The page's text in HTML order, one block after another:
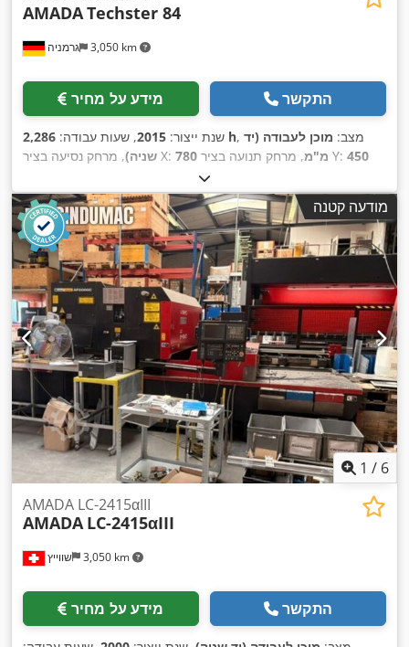
גרמניה 3,050 km
AMADATechster 84
מידע על מחיר התקשר
שנת ייצור: 2015, שעות עבודה: 2,286 h , מצב: מוכן לעבודה (יד
שניה) , מרחק נסיעה בציר X: 780 מ"מ , מרחק תנועה בציר Y: 450
כולל:5,000 ק"ג , הספק מנוע הציר:7,500 וואט , אורך שולחן:700
מ"מ, רוחב שולחן:400 מ"מ , מספר צירים:3 , מודעה קטנה
1 / 6
שווייץ 3,050 km
AMADA LC-2415αIII
AMADA LC-2415αIII
מידע על מחיר התקשר